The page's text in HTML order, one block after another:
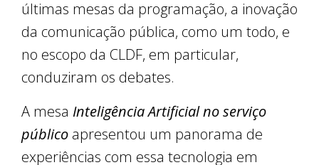
últimas mesas da programação, a inovação
da comunicação pública, como um todo, e
no escopo da CLDF, em particular,
conduziram os debates.
A mesa Inteligência Artificial no serviço
público apresentou um panorama de
experiências com essa tecnologia em